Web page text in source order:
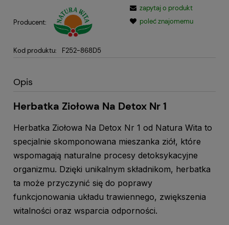
Producent:
Kod produktu: F252-868D5
zapytaj o produkt
poleć znajomemu
Opis
Herbatka Ziołowa Na Detox Nr 1
Herbatka Ziołowa Na Detox Nr 1 od Natura Wita to
specjalnie skomponowana mieszanka ziół, które
wspomagają naturalne procesy detoksykacyjne
organizmu. Dzięki unikalnym składnikom, herbatka
ta może przyczynić się do poprawy
funkcjonowania układu trawiennego, zwiększenia
witalności oraz wsparcia odporności.